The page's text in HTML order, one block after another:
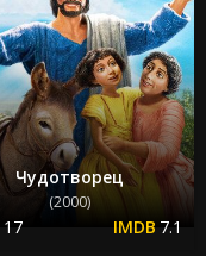
Чудотворец
(2000)
7.1